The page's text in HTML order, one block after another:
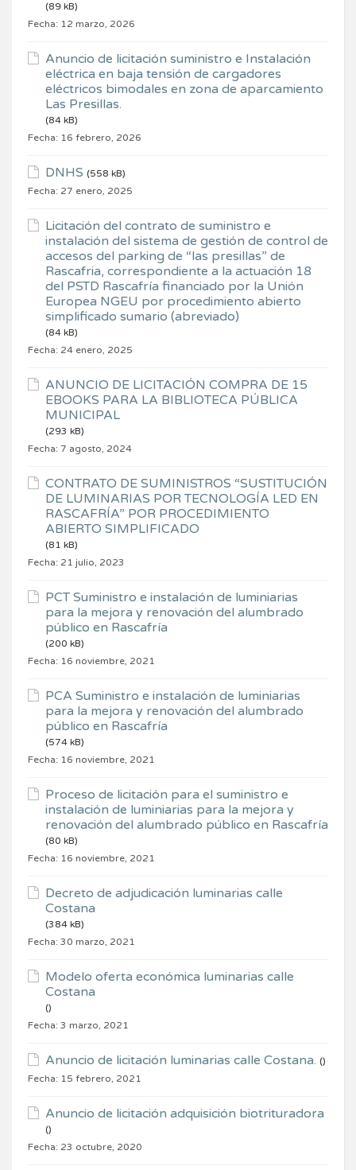
(89 kB)
Fecha: 12 marzo, 2026
Anuncio de licitación suministro e Instalación
eléctrica en baja tensión de cargadores
eléctricos bimodales en zona de aparcamiento
Las Presillas.
(84 kB)
Fecha: 16 febrero, 2026
DNHS (558 kB)
Fecha: 27 enero, 2025
Licitación del contrato de suministro e
instalación del sistema de gestión de control de
accesos del parking de “las presillas” de
Rascafria, correspondiente a la actuación 18
del PSTD Rascafría financiado por la Unión
Europea NGEU por procedimiento abierto
simplificado sumario (abreviado)
(84 kB)
Fecha: 24 enero, 2025
ANUNCIO DE LICITACIÓN COMPRA DE 15
EBOOKS PARA LA BIBLIOTECA PÚBLICA
MUNICIPAL
(293 kB)
Fecha: 7 agosto, 2024
CONTRATO DE SUMINISTROS “SUSTITUCIÓN
DE LUMINARIAS POR TECNOLOGÍA LED EN
RASCAFRÍA” POR PROCEDIMIENTO
ABIERTO SIMPLIFICADO
(81 kB)
Fecha: 21 julio, 2023
PCT Suministro e instalación de luminiarias
para la mejora y renovación del alumbrado
público en Rascafría
(200 kB)
Fecha: 16 noviembre, 2021
PCA Suministro e instalación de luminiarias
para la mejora y renovación del alumbrado
público en Rascafría
(574 kB)
Fecha: 16 noviembre, 2021
Proceso de licitación para el suministro e
instalación de luminiarias para la mejora y
renovación del alumbrado público en Rascafría
(80 kB)
Fecha: 16 noviembre, 2021
Decreto de adjudicación luminarias calle
Costana
(384 kB)
Fecha: 30 marzo, 2021
Modelo oferta económica luminarias calle
Costana
()
Fecha: 3 marzo, 2021
Anuncio de licitación luminarias calle Costana. ()
Fecha: 15 febrero, 2021
Anuncio de licitación adquisición biotrituradora
()
Fecha: 23 octubre, 2020